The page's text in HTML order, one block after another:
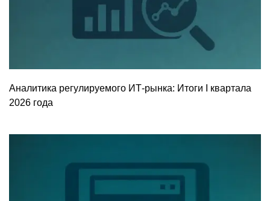
Аналитика регулируемого ИТ-рынка: Итоги I квартала
2026 года